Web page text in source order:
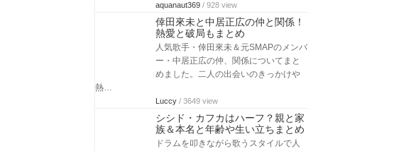
aquanaut369 / 928 view
倖田來未と中居正広の仲と関係！
熱愛と破局もまとめ
人気歌手・倖田來未＆元SMAPのメンバ
ー・中居正広の仲、関係についてまと
めました。二人の出会いのきっかけや
熱…
Luccy / 3649 view
シシド・カフカはハーフ？親と家
族＆本名と年齢や生い立ちまとめ
ドラムを叩きながら歌うスタイルで人